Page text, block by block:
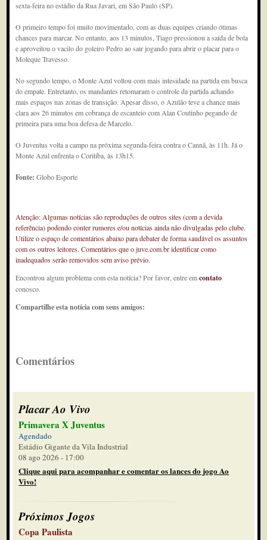
sexta-feira no estádio da Rua Javari, em São Paulo (SP).
O primeiro tempo foi muito movimentado, com as duas equipes criando ótimas
chances para marcar. No entanto, aos 13 minutos, Tiago pressionou a saída de bola
e aproveitou o vacilo do goleiro Pedro ao sair jogando para abrir o placar para o
Moleque Travesso.
No segundo tempo, o Monte Azul voltou com mais intesidade na partida em busca
do empate. Entretanto, os mandantes retomaram o controle da partida achando
mais espaços nas zonas de transição. Apesar disso, o Azulão teve a chance mais
clara aos 26 minutos em cobrança de escanteio com Alan Coutinho pegando de
primeira para uma boa defesa de Marcelo.
O Juventus volta a campo na próxima segunda-feira contra o Cannã, às 11h. Já o
Monte Azul enfrenta o Coritiba, às 13h15.
Fonte:Globo Esporte
Atenção: Algumas notícias são reproduções de outros sites (com a devida
referência) podendo conter rumores e/ou notícias ainda não divulgadas pelo clube.
Utilize o espaço de comentários abaixo para debater de forma saudável os assuntos
com os outros leitores. Comentários que o juve.com.br identificar como
inadequados serão removidos sem aviso prévio.
Encontrou algum problema com esta notícia? Por favor, entre emcontato
conosco.
Compartilhe esta notícia com seus amigos:
Comentários
Placar Ao Vivo
Primavera X Juventus
Agendado
Estádio Gigante da Vila Industrial
08 ago 2026 - 17:00
Clique aqui para acompanhar e comentar os lances do jogo Ao
Vivo!
Próximos Jogos
Copa Paulista